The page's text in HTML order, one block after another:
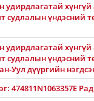
удирдлагатай
судлалын
удирдлагатай
судлалын үндэсний
Уул дүүргийн
474811N1063357E